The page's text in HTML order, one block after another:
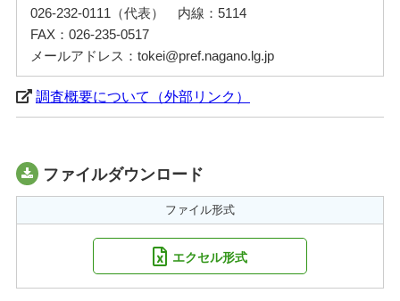
026-232-0111（代表） 内線：5114
FAX：026-235-0517
メールアドレス：tokei@pref.nagano.lg.jp
調査概要について（外部リンク）
ファイルダウンロード
ファイル形式
エクセル形式